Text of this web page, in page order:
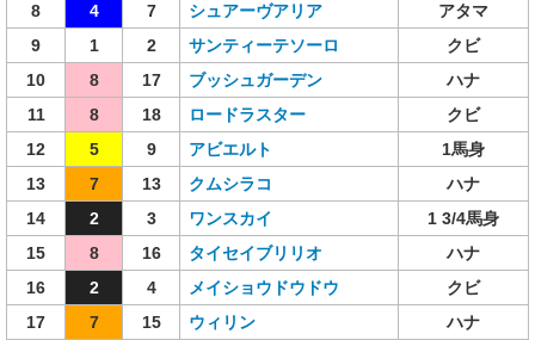
8
4 7 シュアーヴアリア
アタマ
9
1 2 サンティーテソーロ
クビ
10
8 17 ブッシュガーデン
ハナ
11
8 18 ロードラスター
クビ
12
5 9 アビエルト
1馬身
13
7 13 クムシラコ
ハナ
14
2 3 ワンスカイ
1 3/4馬身
15
8 16 タイセイブリリオ
ハナ
16
2 4 メイショウドウドウ
クビ
17
7 15 ウィリン
ハナ